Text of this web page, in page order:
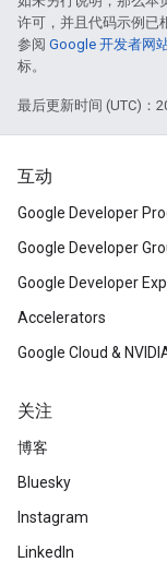
许可，并且代码示例已
参阅 Google 开发者网
标。
最后更新时间 (UTC)：
互动
Google Developer
Google Developer
Google Developer
Accelerators
Google Cloud &
关注
博客
Bluesky
Instagram
LinkedIn